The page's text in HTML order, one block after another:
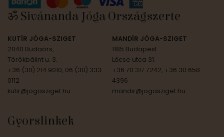
ॐ Sivánanda Jóga Országszerte
KUTÍR JÓGA-SZIGET
2040 Budaörs,
Törökbálint u. 3.
+36 (30) 214 9010, 06 (30) 333
0112
kutir@jogasziget.hu
MANDÍR JÓGA-SZIGET
1185 Budapest
Lőcse utca 31.
+36 70 317 7242, +36 30 658
4396
mandir@jogasziget.hu
Gyorslinkek